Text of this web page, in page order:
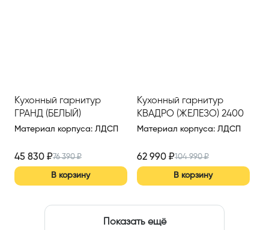
Кухонный гарнитур
ГРАНД (БЕЛЫЙ)
Материал корпуса: ЛДСП
45 830 ₽76 390₽
В корзину
Кухонный гарнитур
КВАДРО (ЖЕЛЕЗО) 2400
ММ (ВАР.1)
Материал корпуса: ЛДСП
62 990₽104 990₽
В корзину
Показать ещё